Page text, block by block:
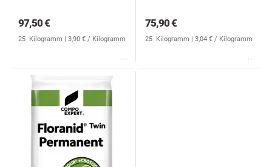
97,50 €
25 Kilogramm | 3,90 € / Kilogramm
75,90 €
25 Kilogramm | 3,04 € / Kilogramm